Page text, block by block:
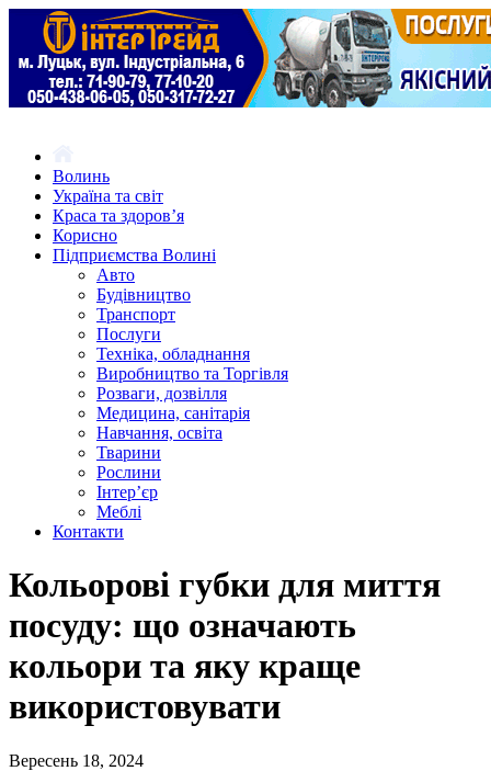
Волинь
Україна та світ
Краса та здоров’я
Корисно
Підприємства Волині
Авто
Будівництво
Транспорт
Послуги
Техніка, обладнання
Виробництво та Торгівля
Розваги, дозвілля
Медицина, санітарія
Навчання, освіта
Тварини
Рослини
Інтер’єр
Меблі
Контакти
Кольорові губки для миття
посуду: що означають
кольори та яку краще
використовувати
Вересень 18, 2024